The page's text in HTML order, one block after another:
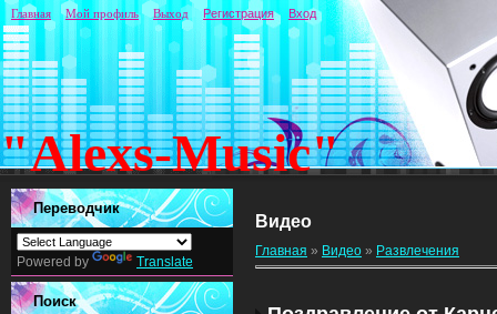
"Alexs-Music"
Главная Мой профиль Выход Регистрация Вход
Переводчик
Powered by Translate
Поиск
Видео
Главная » Видео » Развлечения